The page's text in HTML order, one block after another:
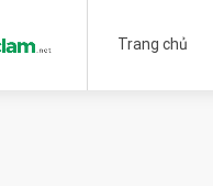
Trang chủ